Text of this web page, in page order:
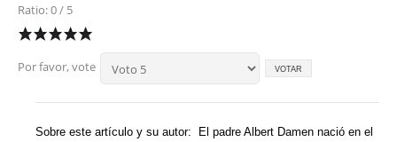
Ratio: 0 / 5
Por favor, vote
Sobre este artículo y su autor: El padre Albert Damen nació en el